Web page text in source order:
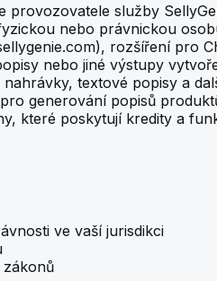
provozovatele služby
nebo právnickou
rozšíření pro
nebo jiné výstupy
textové popisy a
generování popisů
které poskytují kredity a
ve vaší jurisdikci